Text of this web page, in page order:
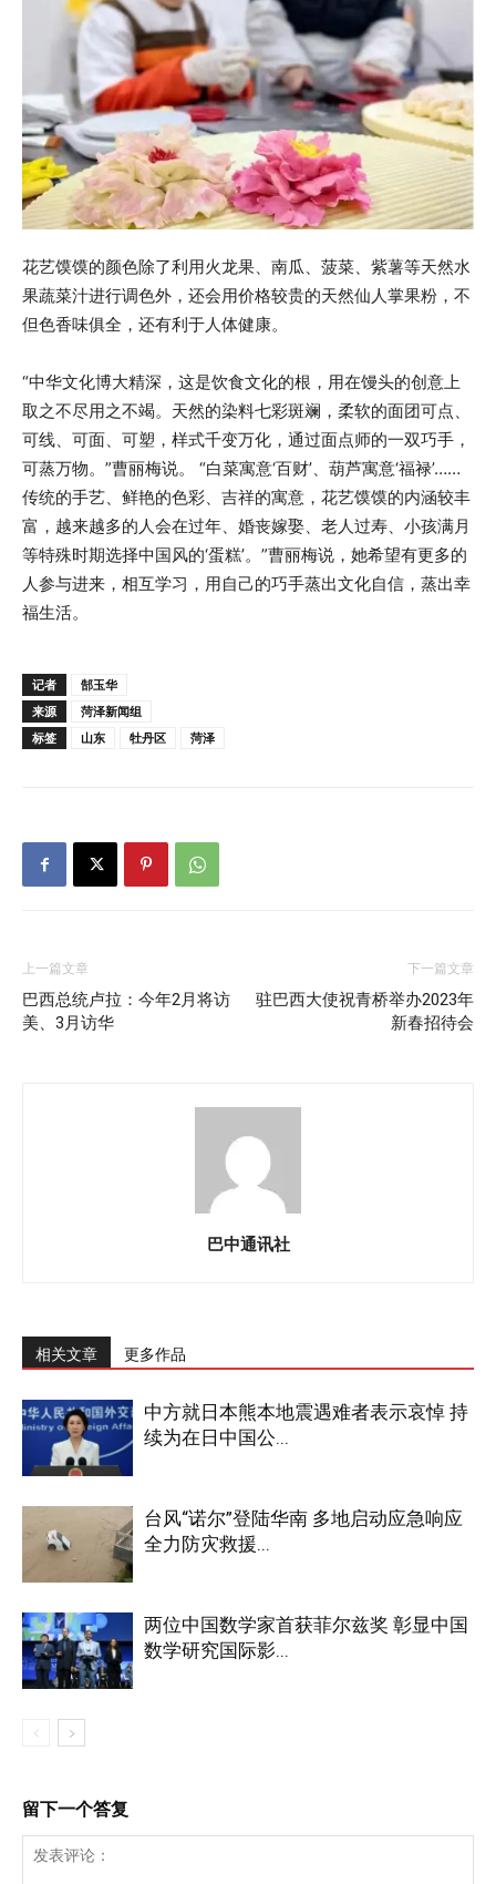
花艺馍馍的颜色除了利用火龙果、南瓜、菠菜、紫薯等天然水
果蔬菜汁进行调色外，还会用价格较贵的天然仙人掌果粉，不
但色香味俱全，还有利于人体健康。
“中华文化博大精深，这是饮食文化的根，用在馒头的创意上
取之不尽用之不竭。天然的染料七彩斑斓，柔软的面团可点、
可线、可面、可塑，样式千变万化，通过面点师的一双巧手，
可蒸万物。”曹丽梅说。 “白菜寓意‘百财’、葫芦寓意‘福禄’……
传统的手艺、鲜艳的色彩、吉祥的寓意，花艺馍馍的内涵较丰
富，越来越多的人会在过年、婚丧嫁娶、老人过寿、小孩满月
等特殊时期选择中国风的‘蛋糕’。”曹丽梅说，她希望有更多的
人参与进来，相互学习，用自己的巧手蒸出文化自信，蒸出幸
福生活。
记者
郜玉华
来源
菏泽新闻组
标签
山东 牡丹区 菏泽
上一篇文章
巴西总统卢拉：今年2月将访
美、3月访华
下一篇文章
驻巴西大使祝青桥举办2023年
新春招待会
巴中通讯社
相关文章 更多作品
中方就日本熊本地震遇难者表示哀悼 持
续为在日中国公...
台风“诺尔”登陆华南 多地启动应急响应
全力防灾救援...
两位中国数学家首获菲尔兹奖 彰显中国
数学研究国际影...
留下一个答复